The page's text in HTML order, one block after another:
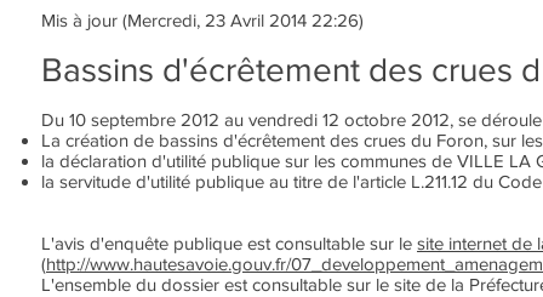
Mis à jour (Mercredi, 23 Avril 2014 22:26)
Bassins d'écrêtement des crues
Du 10 septembre 2012 au vendredi 12 octobre 2012, se
La création de bassins d'écrêtement des crues du Foron, sur
la déclaration d'utilité publique sur les communes de VILLE LA
la servitude d'utilité publique au titre de l'article L.211.12 du
L'avis d'enquête publique est consultable sur le site internet de
(http://www.hautesavoie.gouv.fr/
L'ensemble du dossier est consultable sur le site de la